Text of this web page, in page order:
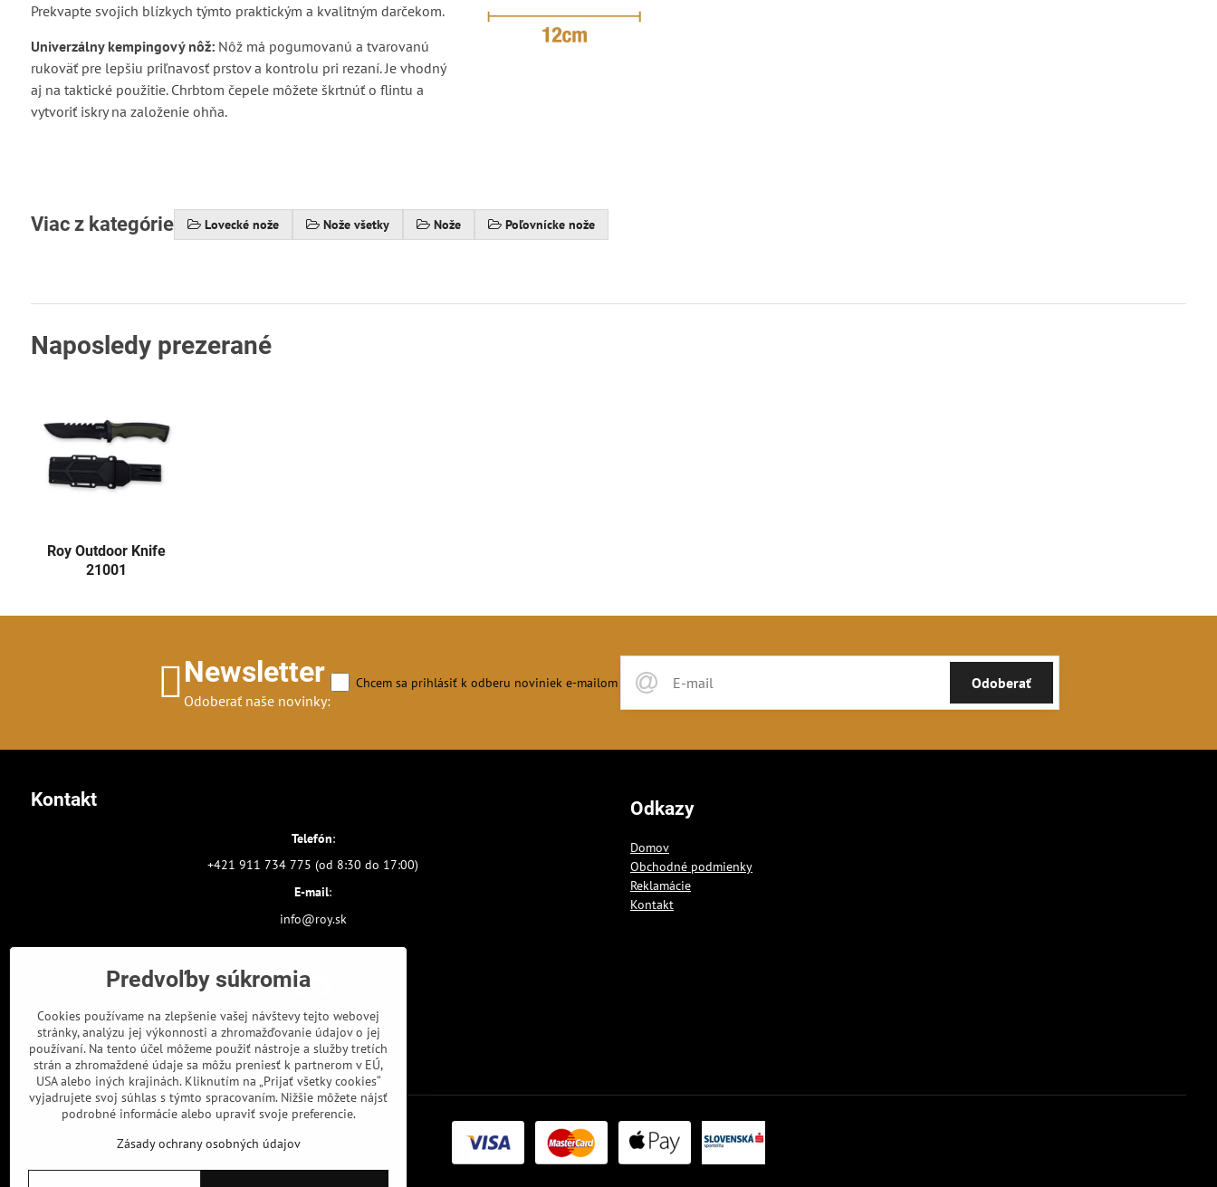
Prekvapte svojich blízkych týmto praktickým a kvalitným darčekom.
Univerzálny kempingový nôž: Nôž má pogumovanú a tvarovanú
rukoväť pre lepšiu priľnavosť prstov a kontrolu pri rezaní. Je vhodný
aj na taktické použitie. Chrbtom čepele môžete škrtnúť o flintu a
vytvoriť iskry na založenie ohňa.
Viac z kategórie Lovecké nože Nože všetky Nože Poľovnícke nože
Naposledy prezerané
Roy Outdoor Knife
21001
Newsletter
Odoberať naše novinky:
Odoberať
Chcem sa prihlásiť k odberu noviniek e-mailom
Kontakt
Telefón:
+421 911 734 775 (od 8:30 do 17:00)
E-mail:
info@roy.sk
Odkazy
Domov
Obchodné podmienky
Reklamácie
Kontakt
Predvoľby súkromia
Cookies používame na zlepšenie vašej návštevy tejto webovej
stránky, analýzu jej výkonnosti a zhromažďovanie údajov o jej
používaní. Na tento účel môžeme použiť nástroje a služby tretích
strán a zhromaždené údaje sa môžu preniesť k partnerom v EÚ,
USA alebo iných krajinách. Kliknutím na „Prijať všetky cookies“
vyjadrujete svoj súhlas s týmto spracovaním. Nižšie môžete nájsť
podrobné informácie alebo upraviť svoje preferencie.
Zásady ochrany osobných údajov